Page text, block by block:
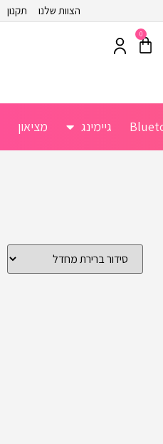
הצוות שלנו תקנון
0
גיימינג מציאון